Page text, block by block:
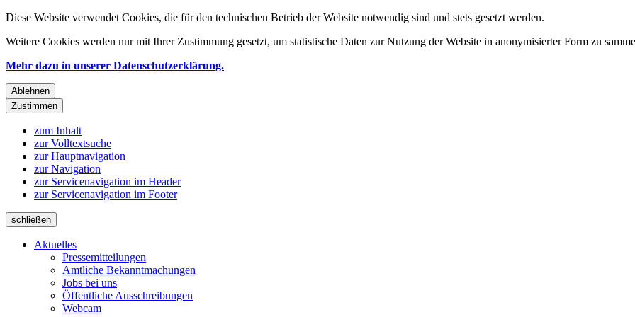
Diese Website verwendet Cookies, die für den technischen Betrieb der Website notwendig sind und stets gesetzt werden.
Weitere Cookies werden nur mit Ihrer Zustimmung gesetzt, um statistische Daten zur Nutzung der Website in anonymisierter Form zu
Mehr dazu in unserer Datenschutzerklärung.
Ablehnen
Zustimmen
zum Inhalt
zur Volltextsuche
zur Hauptnavigation
zur Navigation
zur Servicenavigation im Header
zur Servicenavigation im Footer
schließen
Aktuelles
Pressemitteilungen
Amtliche Bekanntmachungen
Jobs bei uns
Öffentliche Ausschreibungen
Webcam